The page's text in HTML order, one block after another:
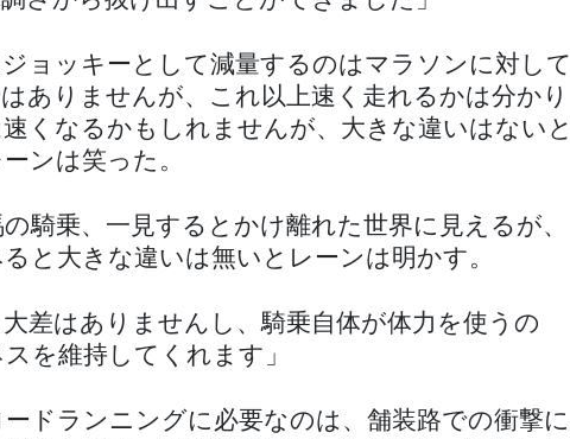
ジョッキーとして減量するのはマラソンに対して
ありませんが、これ以上速く走れるかは分かり
くなるかもしれませんが、大きな違いはないと
ンは笑った。
騎乗、一見するとかけ離れた世界に見えるが、
と大きな違いは無いとレーンは明かす。
大差はありませんし、騎乗自体が体力を使うの
を維持してくれます」
ードランニングに必要なのは、舗装路での衝撃に